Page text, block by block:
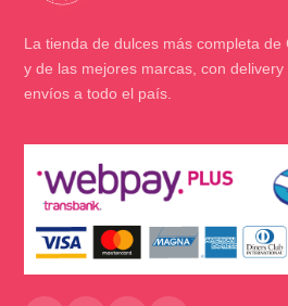
La tienda de dulces más completa de
y de las mejores marcas, con
envíos a todo el país.